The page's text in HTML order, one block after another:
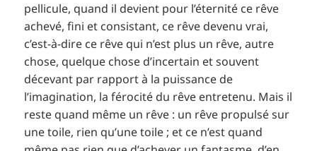
pellicule, quand il devient pour l’éternité ce rêve
achevé, fini et consistant, ce rêve devenu vrai,
c’est-à-dire ce rêve qui n’est plus un rêve, autre
chose, quelque chose d’incertain et souvent
décevant par rapport à la puissance de
l’imagination, la férocité du rêve entretenu. Mais il
reste quand même un rêve : un rêve propulsé sur
une toile, rien qu’une toile ; et ce n’est quand